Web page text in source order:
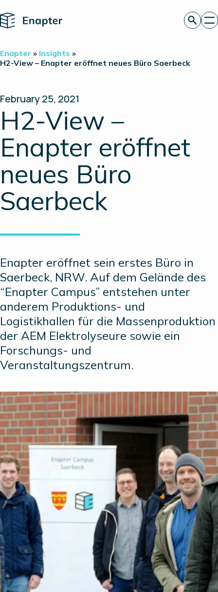
Home
Technologie
Partner
Über uns
Insights
Investor Relations
Enapter » Insights »
H2-View – Enapter eröffnet neues Büro Saerbeck
February 25, 2021
H2-View –
Enapter eröffnet
neues Büro
Saerbeck
Enapter eröffnet sein erstes Büro in
Saerbeck, NRW. Auf dem Gelände des
“Enapter Campus” entstehen unter
anderem Produktions- und
Logistikhallen für die Massenproduktion
der AEM Elektrolyseure sowie ein
Forschungs- und
Veranstaltungszentrum.